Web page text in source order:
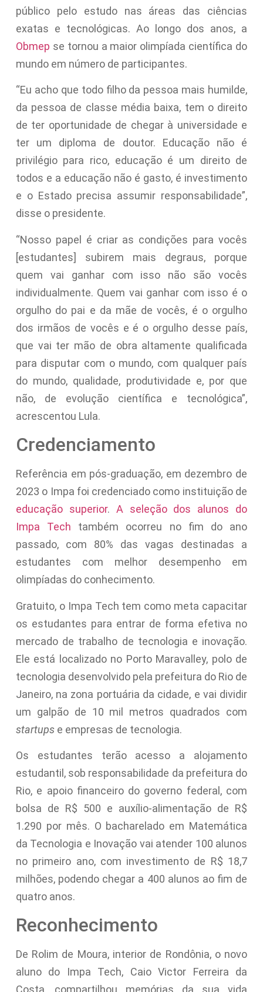
público pelo estudo nas áreas das ciências
exatas e tecnológicas. Ao longo dos anos, a
Obmep se tornou a maior olimpíada científica do
mundo em número de participantes.
“Eu acho que todo filho da pessoa mais humilde,
da pessoa de classe média baixa, tem o direito
de ter oportunidade de chegar à universidade e
ter um diploma de doutor. Educação não é
privilégio para rico, educação é um direito de
todos e a educação não é gasto, é investimento
e o Estado precisa assumir responsabilidade”,
disse o presidente.
“Nosso papel é criar as condições para vocês
[estudantes] subirem mais degraus, porque
quem vai ganhar com isso não são vocês
individualmente. Quem vai ganhar com isso é o
orgulho do pai e da mãe de vocês, é o orgulho
dos irmãos de vocês e é o orgulho desse país,
que vai ter mão de obra altamente qualificada
para disputar com o mundo, com qualquer país
do mundo, qualidade, produtividade e, por que
não, de evolução científica e tecnológica”,
acrescentou Lula.
Credenciamento
Referência em pós-graduação, em dezembro de
2023 o Impa foi credenciado como instituição de
educação superior. A seleção dos alunos do
Impa Tech também ocorreu no fim do ano
passado, com 80% das vagas destinadas a
estudantes com melhor desempenho em
olimpíadas do conhecimento.
Gratuito, o Impa Tech tem como meta capacitar
os estudantes para entrar de forma efetiva no
mercado de trabalho de tecnologia e inovação.
Ele está localizado no Porto Maravalley, polo de
tecnologia desenvolvido pela prefeitura do Rio de
Janeiro, na zona portuária da cidade, e vai dividir
um galpão de 10 mil metros quadrados com
startups e empresas de tecnologia.
Os estudantes terão acesso a alojamento
estudantil, sob responsabilidade da prefeitura do
Rio, e apoio financeiro do governo federal, com
bolsa de R$ 500 e auxílio-alimentação de R$
1.290 por mês. O bacharelado em Matemática
da Tecnologia e Inovação vai atender 100 alunos
no primeiro ano, com investimento de R$ 18,7
milhões, podendo chegar a 400 alunos ao fim de
quatro anos.
Reconhecimento
De Rolim de Moura, interior de Rondônia, o novo
aluno do Impa Tech, Caio Victor Ferreira da